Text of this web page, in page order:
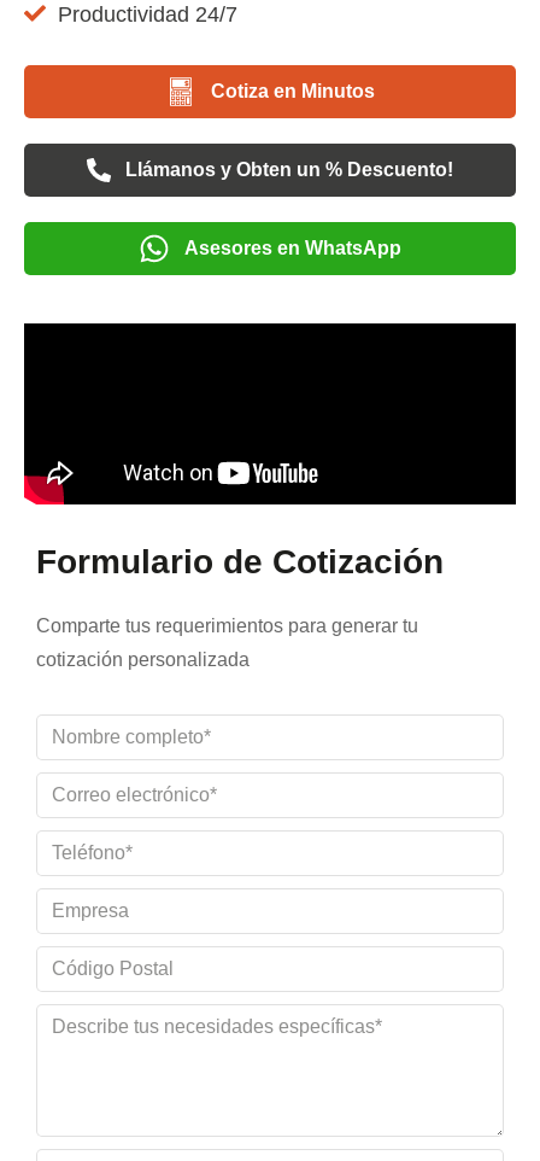
Productividad 24/7
Cotiza en Minutos
Llámanos y Obten un % Descuento!
Asesores en WhatsApp
Formulario de Cotización
Comparte tus requerimientos para generar tu
cotización personalizada